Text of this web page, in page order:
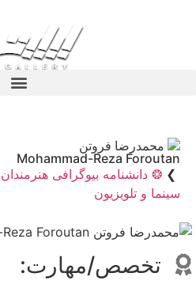
محمدرضا فروتن
Mohammad-Reza Foroutan
❯ ❂ دانشنامه بیوگرافی هنرمندان
سینما و تلویزیون
تخصص/مهارت: